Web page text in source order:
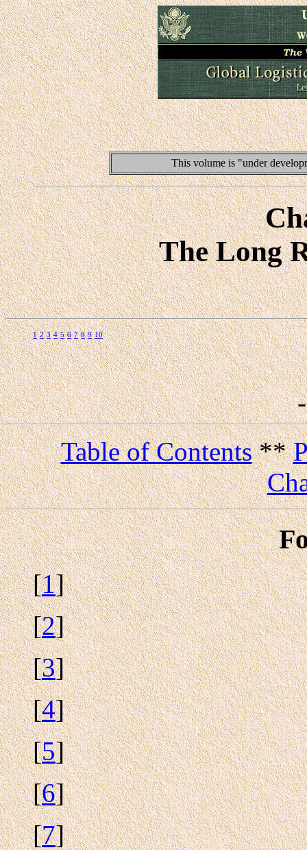
This volume is "under
The Long
1 2 3 4 5 6 7 8 9 10
Table of Contents**
[1]
[2]
[3]
[4]
[5]
[6]
[7]